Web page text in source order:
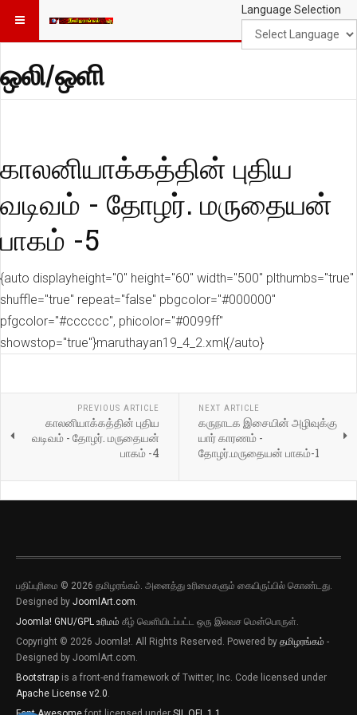
Language Selection
ஒலி/ஒளி
காலனியாக்கத்தின் புதிய
வடிவம் - தோழர். மருதையன்
பாகம் -5
{auto displayheight="0" height="60" width="500" plthumbs="true"
shuffle="true" repeat="false" pbgcolor="#000000"
pfgcolor="#cccccc", phicolor="#0099ff"
showstop="true"}maruthayan19_4_2.xml{/auto}
PREVIOUS ARTICLE
காலனியாக்கத்தின் புதிய
வடிவம் - தோழர். மருதையன்
பாகம் -4
NEXT ARTICLE
கருநாடக இசையின் அழிவுக்கு
யார் காரணம் -
தோழர்.மருதையன் பாகம்-1
பதிப்புரிமை © 2026 தமிழரங்கம். அனைத்து உரிமைகளும் கையிருப்பில் கொண்டது.
Designed by JoomlArt.com.
Joomla! GNU/GPL உரிமம் கீழ் வெளியிடப்பட்ட ஒரு இலவச மென்பொருள்.
Copyright © 2026 Joomla!. All Rights Reserved. Powered by தமிழரங்கம் -
Designed by JoomlArt.com.
Bootstrap is a front-end framework of Twitter, Inc. Code licensed under
Apache License v2.0.